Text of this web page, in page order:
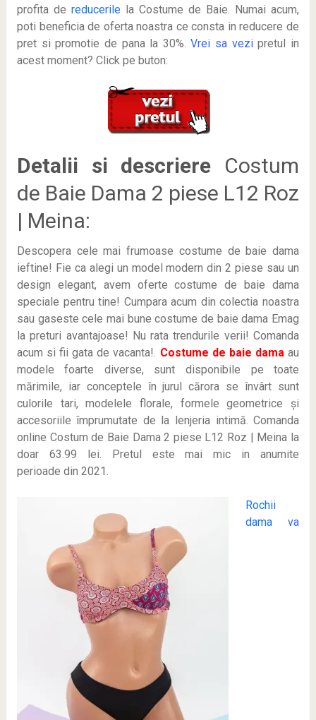
profita de reducerilela Costume de Baie. Numai acum,
poti beneficia de oferta noastra ce consta in reducere de
pret si promotie de pana la 30%.Vrei sa vezipretul in
acest moment? Click pe buton:
Detalii si descriere Costum
de Baie Dama 2 piese L12 Roz
| Meina:
Descopera cele mai frumoase costume de baie dama
ieftine! Fie ca alegi un model modern din 2 piese sau un
design elegant, avem oferte costume de baie dama
speciale pentru tine! Cumpara acum din colectia noastra
sau gaseste cele mai bune costume de baie dama Emag
la preturi avantajoase! Nu rata trendurile verii! Comanda
acum si fii gata de vacanta!. Costume de baie damaau
modele foarte diverse, sunt disponibile pe toate
mărimile, iar conceptele în jurul cărora se învârt sunt
culorile tari, modelele florale, formele geometrice și
accesoriile împrumutate de la lenjeria intimă. Comanda
online Costum de Baie Dama 2 piese L12 Roz | Meina la
doar 63.99 lei. Pretul este mai mic in anumite
perioade din 2021.
Rochii
damava